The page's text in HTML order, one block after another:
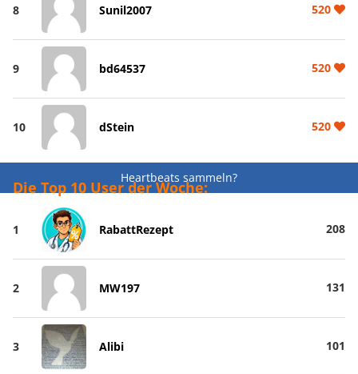
8 Sunil2007 520
9 bd64537 520
10 dStein 520
Heartbeats sammeln?
Die Top 10 User der Woche:
1 RabattRezept 208
2 MW197 131
3 Alibi 101